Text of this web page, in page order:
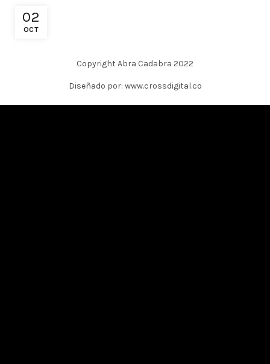
02
OCT
Copyright Abra Cadabra 2022
Diseñado por: www.crossdigital.co